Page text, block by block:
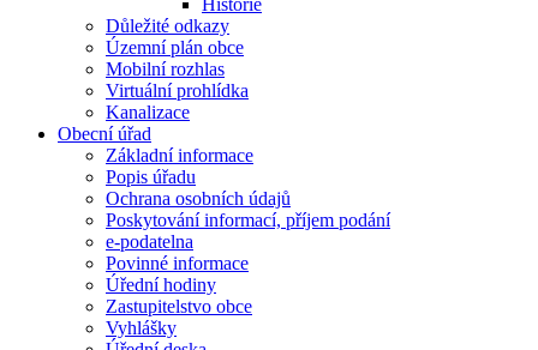
Historie
Důležité odkazy
Územní plán obce
Mobilní rozhlas
Virtuální prohlídka
Kanalizace
Obecní úřad
Základní informace
Popis úřadu
Ochrana osobních údajů
Poskytování informací, příjem podání
e-podatelna
Povinné informace
Úřední hodiny
Zastupitelstvo obce
Vyhlášky